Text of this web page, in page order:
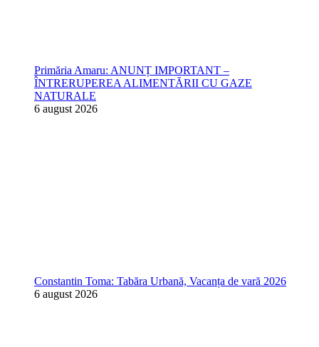
Primăria Amaru: ANUNȚ IMPORTANT –
ÎNTRERUPEREA ALIMENTĂRII CU GAZE
NATURALE
6 august 2026
Constantin Toma: Tabăra Urbană, Vacanța de vară 2026
6 august 2026